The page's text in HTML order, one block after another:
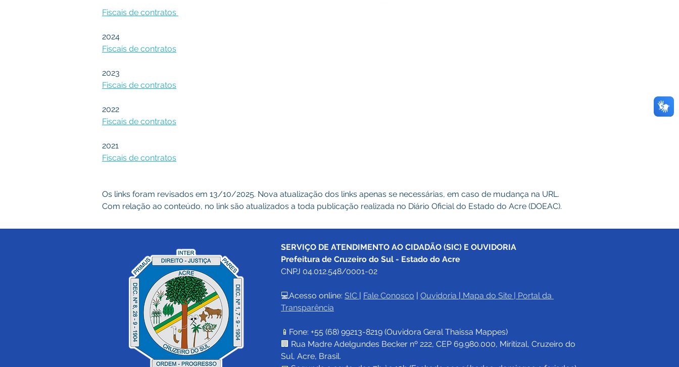
Fiscais de contratos
2024
Fiscais de contratos
2023
Fiscais de contratos
2022
Fiscais de contratos
2021
Fiscais de contratos
Os links foram revisados em 13/10/2025. Nova atualização dos links apenas se necessárias, em caso de mudança na URL.
Com relação ao conteúdo, no link são atualizados a toda publicação realizada no Diário Oficial do Estado do Acre (DOEAC).
SERVIÇO DE ATENDIMENTO AO CIDADÃO (SIC) E OUVIDORIA
Prefeitura de Cruzeiro do Sul - Estado do Acre
CNPJ 04.012.548/0001-02
💻Acesso online: SIC | Fale Conosco | Ouvidoria | Mapa do Site | Portal da
Transparência
📱Fone: +55 (68) 99213-8219 (Ouvidora Geral Thaissa Mappes)
🏢 Rua Madre Adelgundes Becker nº 222, CEP 69.980.000, Miritizal, Cruzeiro do
Sul, Acre, Brasil.